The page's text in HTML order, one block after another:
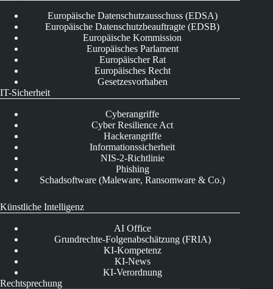
Europäische Datenschutzausschuss (EDSA)
Europäische Datenschutzbeauftragte (EDSB)
Europäische Kommission
Europäisches Parlament
Europäischer Rat
Europäisches Recht
Gesetzesvorhaben
IT-Sicherheit
Cyberangriffe
Cyber Resilience Act
Hackerangriffe
Informationssicherheit
NIS-2-Richtlinie
Phishing
Schadsoftware (Maleware, Ransomware & Co.)
Künstliche Intelligenz
AI Office
Grundrechte-Folgenabschätzung (FRIA)
KI-Kompetenz
KI-News
KI-Verordnung
Rechtsprechung